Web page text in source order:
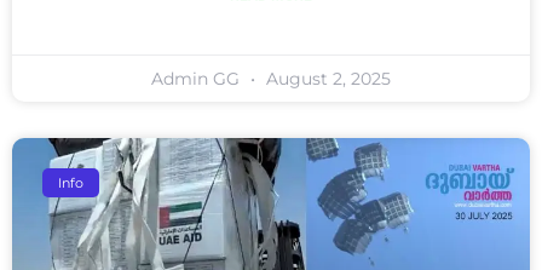
Admin GG August 2, 2025
Info